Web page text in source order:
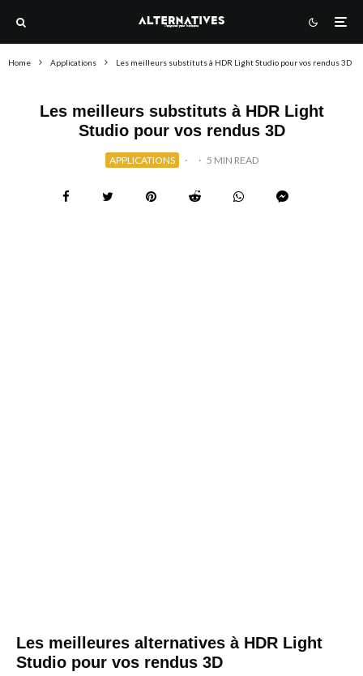
Home Applications Les meilleurs substituts à HDR Light Studio pour vos rendus 3D
Les meilleurs substituts à HDR Light
Studio pour vos rendus 3D
APPLICATIONS · · 5 MIN READ
Les meilleures alternatives à HDR Light
Studio pour vos rendus 3D